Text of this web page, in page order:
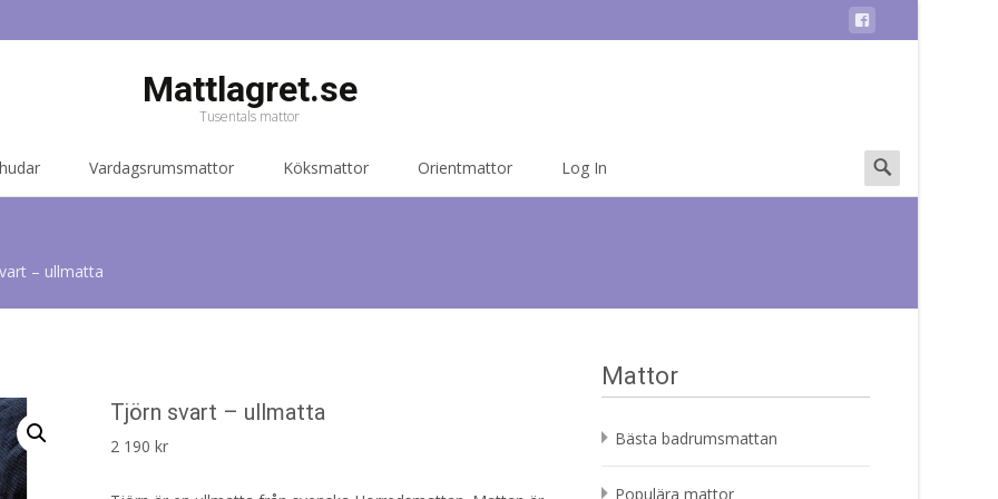
Mattlagret.se
Tusentals mattor
Vardagsrumsmattor Köksmattor Orientmattor Log In
Search
for:
– ullmatta
Tjörn svart – ullmatta
2 190kr
Mattor
Bästa badrumsmattan
Populära mattor